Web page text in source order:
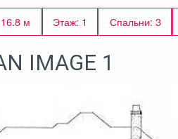
м Этаж: 1 Спальни: 3
IMAGE 1